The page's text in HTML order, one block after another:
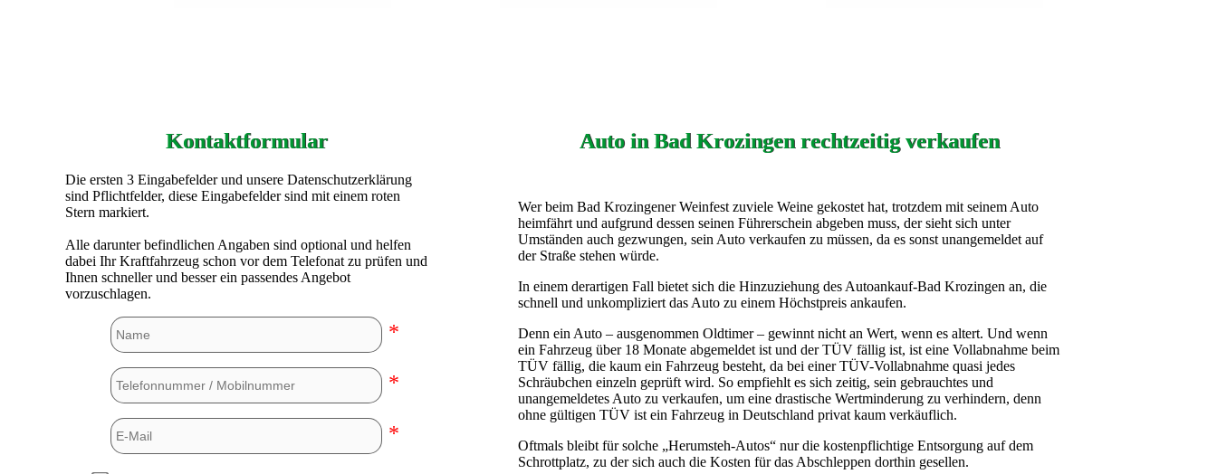
Kontaktformular
Die ersten 3 Eingabefelder und unsere Datenschutzerklärung
sind Pflichtfelder, diese Eingabefelder sind mit einem roten
Stern markiert.
Alle darunter befindlichen Angaben sind optional und helfen
dabei Ihr Kraftfahrzeug schon vor dem Telefonat zu prüfen und
Ihnen schneller und besser ein passendes Angebot
vorzuschlagen.
*
*
*
Auto in Bad Krozingen rechtzeitig verkaufen
Wer beim Bad Krozingener Weinfest zuviele Weine gekostet hat, trotzdem mit seinem Auto
heimfährt und aufgrund dessen seinen Führerschein abgeben muss, der sieht sich unter
Umständen auch gezwungen, sein Auto verkaufen zu müssen, da es sonst unangemeldet auf
der Straße stehen würde.
In einem derartigen Fall bietet sich die Hinzuziehung des Autoankauf-Bad Krozingen an, die
schnell und unkompliziert das Auto zu einem Höchstpreis ankaufen.
Denn ein Auto – ausgenommen Oldtimer – gewinnt nicht an Wert, wenn es altert. Und wenn
ein Fahrzeug über 18 Monate abgemeldet ist und der TÜV fällig ist, ist eine Vollabnahme beim
TÜV fällig, die kaum ein Fahrzeug besteht, da bei einer TÜV-Vollabnahme quasi jedes
Schräubchen einzeln geprüft wird. So empfiehlt es sich zeitig, sein gebrauchtes und
unangemeldetes Auto zu verkaufen, um eine drastische Wertminderung zu verhindern, denn
ohne gültigen TÜV ist ein Fahrzeug in Deutschland privat kaum verkäuflich.
Oftmals bleibt für solche „Herumsteh-Autos“ nur die kostenpflichtige Entsorgung auf dem
Schrottplatz, zu der sich auch die Kosten für das Abschleppen dorthin gesellen.